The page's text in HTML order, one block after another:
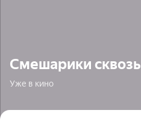
Смешарики
Уже в кино